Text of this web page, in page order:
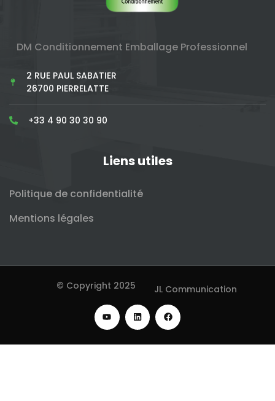
DM Conditionnement Emballage Professionnel
2 RUE PAUL SABATIER
26700 PIERRELATTE
+33 4 90 30 30 90
Liens utiles
Politique de confidentialité
Mentions légales
© Copyright 2025 JL Communication